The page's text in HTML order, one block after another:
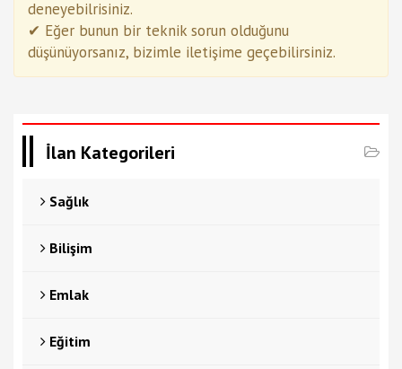
deneyebilrisiniz.
✔ Eğer bunun bir teknik sorun olduğunu
düşünüyorsanız, bizimle iletişime geçebilirsiniz.
İlan Kategorileri
Sağlık
Bilişim
Emlak
Eğitim